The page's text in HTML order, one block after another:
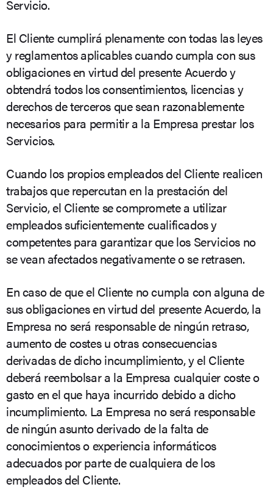
Servicio.
El Cliente cumplirá plenamente con todas las leyes
y reglamentos aplicables cuando cumpla con sus
obligaciones en virtud del presente Acuerdo y
obtendrá todos los consentimientos, licencias y
derechos de terceros que sean razonablemente
necesarios para permitir a la Empresa prestar los
Servicios.
Cuando los propios empleados del Cliente realicen
trabajos que repercutan en la prestación del
Servicio, el Cliente se compromete a utilizar
empleados suficientemente cualificados y
competentes para garantizar que los Servicios no
se vean afectados negativamente o se retrasen.
En caso de que el Cliente no cumpla con alguna de
sus obligaciones en virtud del presente Acuerdo, la
Empresa no será responsable de ningún retraso,
aumento de costes u otras consecuencias
derivadas de dicho incumplimiento, y el Cliente
deberá reembolsar a la Empresa cualquier coste o
gasto en el que haya incurrido debido a dicho
incumplimiento. La Empresa no será responsable
de ningún asunto derivado de la falta de
conocimientos o experiencia informáticos
adecuados por parte de cualquiera de los
empleados del Cliente.